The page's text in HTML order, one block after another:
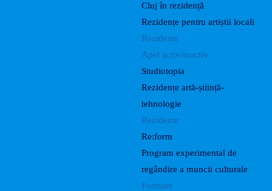
Cluj în rezidență
Rezidențe pentru artiștii locali
Rezidențe
Apel activ/inactiv
Studiotopia
Rezidențe artă-știință-
tehnologie
Rezidențe
Re:form
Program experimental de
regândire a muncii culturale
Formare